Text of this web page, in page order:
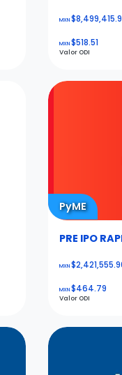
MXN
MXN$518.51
Valor ODI
PyME
PRE IPO
MXN
MXN$464.79
Valor ODI